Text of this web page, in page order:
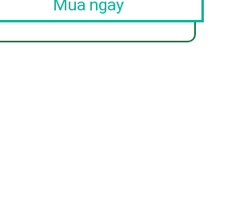
Mua ngay